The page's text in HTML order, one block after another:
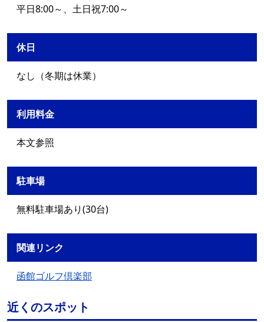
平日8:00～、土日祝7:00～
休日
なし（冬期は休業）
利用料金
本文参照
駐車場
無料駐車場あり(30台)
関連リンク
函館ゴルフ倶楽部
近くのスポット